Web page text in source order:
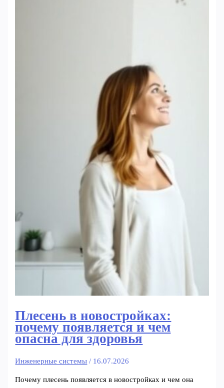
Плесень в новостройках:
почему появляется и чем
опасна для здоровья
Инженерные системы / 16.07.2026
Почему плесень появляется в новостройках и чем она